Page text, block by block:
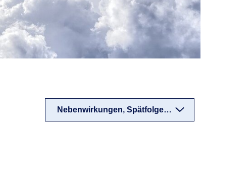
Nebenwirkungen, Spätfolgen (A-Z)